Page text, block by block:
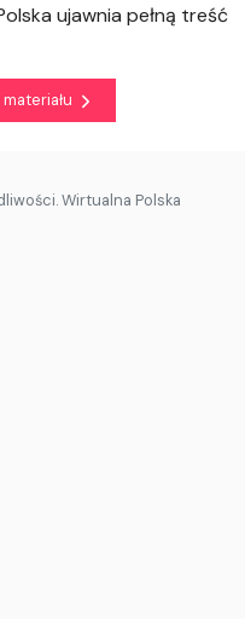
ujawnia pełną treść
Wirtualna Polska